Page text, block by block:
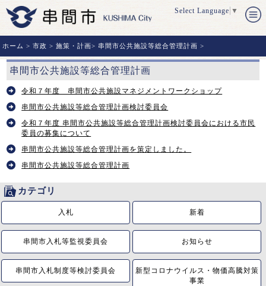
Select Language ▼
ホーム >市政 >施策・計画> 串間市公共施設等総合管理計画 >
串間市公共施設等総合管理計画
令和７年度 串間市公共施設マネジメントワークショップ
串間市公共施設等総合管理計画検討委員会
令和７年度 串間市公共施設等総合管理計画検討委員会における市民
委員の募集について
串間市公共施設等総合管理計画を策定しました。
串間市公共施設等総合管理計画
カテゴリ
入札 新着
串間市入札等監視委員会 お知らせ
串間市入札制度等検討委員会
新型コロナウイルス・物価高騰対策
事業